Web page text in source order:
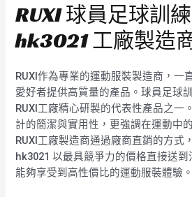
RUXI 球員足球訓
hk3021 工廠製造
RUXI作為專業的運動服裝製造商，一
愛好者提供高質量的產品。球員足球
RUXI工廠精心研製的代表性產品之一
計的簡潔與實用性，更強調在運動中
RUXI工廠製造商通過廠商直銷的方式
hk3021 以最具競爭力的價格直接送到
能夠享受到高性價比的運動服裝體驗。